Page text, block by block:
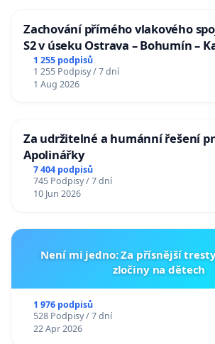
Zachování přímého vlakového
S2 v úseku Ostrava – Bohumín –
u Jablunkova
1 255 podpisů
1 255 Podpisy / 7 dní
1 Aug 2026
Za udržitelné a humánní řešení
Apolinářky
7 404 podpisů
745 Podpisy / 7 dní
10 Jun 2026
Není mi jedno: Za přísnější
zločiny na dětech
1 976 podpisů
528 Podpisy / 7 dní
22 Apr 2026